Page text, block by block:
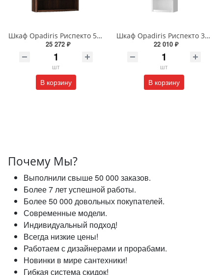
Шкаф Opadiris Риспекто 58 00-00006076 подвесной двухстворчатый орех антикварный с матовым стеклом
25 272 ₽
шт
В корзину
Шкаф Opadiris Риспекто 31 00-00006082 подвесной одностворчатый белый матовый правый с матовым стеклом
22 010 ₽
шт
В корзину
Почему Мы?
Выполнили свыше 50 000 заказов.
Более 7 лет успешной работы.
Более 50 000 довольных покупателей.
Современные модели.
Индивидуальный подход!
Всегда низкие цены!
Работаем с дизайнерами и прорабами.
Новинки в мире сантехники!
Гибкая система скидок!